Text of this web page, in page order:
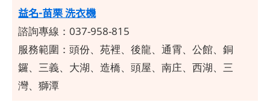
益名-苗栗 洗衣機
諮詢專線：037-958-815
服務範圍：頭份、苑裡、後龍、通霄、公館、銅
鑼、三義、大湖、造橋、頭屋、南庄、西湖、三
灣、獅潭